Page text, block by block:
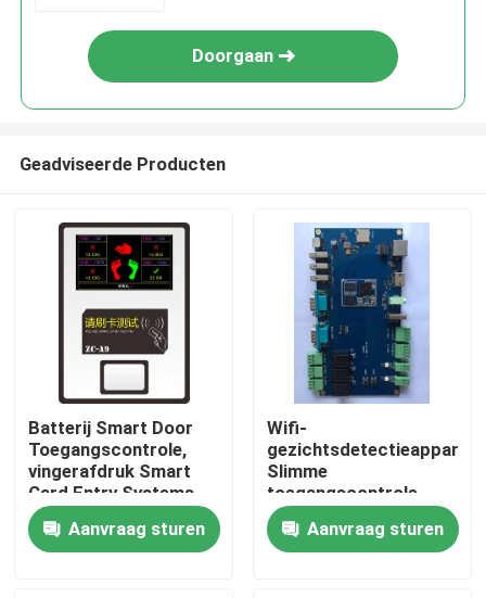
Thuis
Producten
Doorgaan
Geadviseerde Producten
Batterij Smart Door
Toegangscontrole,
vingerafdruk Smart
Card Entry Systems
Aanvraag sturen
Wifi-
gezichtsdetectieapparaat
Slimme
toegangscontrole
voor veilige toegang
Aanvraag sturen